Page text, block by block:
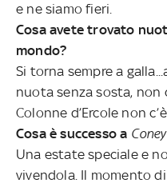
e ne siamo fieri.
Cosa avete trovato
mondo?
Si torna sempre a
nuota senza sosta, non
Colonne d’Ercole non
Cosa è successo a
Una estate speciale e
vivendola. Il momento